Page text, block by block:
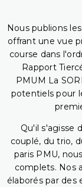
Nous publions
offrant une vue
course dans
Rapport
PMUM La
potentiels pour
Qu'il s'agisse
couplé, du trio,
paris PMU,
complets. Nos
élaborés par des